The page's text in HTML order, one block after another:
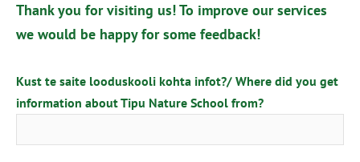
Thank you for visiting us! To improve our services
we would be happy for some feedback!
Kust te saite looduskooli kohta infot?/ Where did you get
information about Tipu Nature School from?